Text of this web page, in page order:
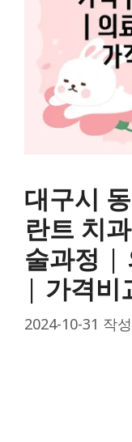
대구시
란트 치
술과정 |
| 가격
2024-10-31 작